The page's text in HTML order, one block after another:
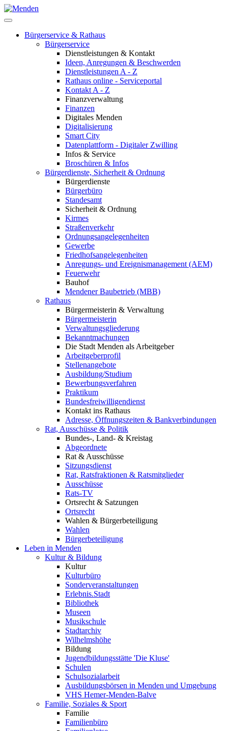
Bürgerservice & Rathaus
Bürgerservice
Dienstleistungen & Kontakt
Ideen, Anregungen & Beschwerden
Dienstleistungen A - Z
Rathaus online - Serviceportal
Kontakt A - Z
Finanzverwaltung
Finanzen
Digitales Menden
Digitalisierung
Smart City
Datenplattform - Digitaler Zwilling
Infos & Service
Broschüren & Infos
Bürgerdienste, Sicherheit & Ordnung
Bürgerdienste
Bürgerbüro
Standesamt
Sicherheit & Ordnung
Kirmes
Straßenverkehr
Ordnungsangelegenheiten
Gewerbe
Friedhofsangelegenheiten
Anregungs- und Ereignismanagement (AEM)
Feuerwehr
Bauhof
Mendener Baubetrieb (MBB)
Rathaus
Bürgermeisterin & Verwaltung
Bürgermeisterin
Verwaltungsgliederung
Bekanntmachungen
Die Stadt Menden als Arbeitgeber
Arbeitgeberprofil
Stellenangebote
Ausbildung/Studium
Bewerbungsverfahren
Praktikum
Bundesfreiwilligendienst
Kontakt ins Rathaus
Adresse, Öffnungszeiten & Bankverbindungen
Rat, Ausschüsse & Politik
Bundes-, Land- & Kreistag
Abgeordnete
Rat & Ausschüsse
Sitzungsdienst
Rat, Ratsfraktionen & Ratsmitglieder
Ausschüsse
Rats-TV
Ortsrecht & Satzungen
Ortsrecht
Wahlen & Bürgerbeteiligung
Wahlen
Bürgerbeteiligung
Leben in Menden
Kultur & Bildung
Kultur
Kulturbüro
Sonderveranstaltungen
Erlebnis.Stadt
Bibliothek
Museen
Musikschule
Stadtarchiv
Wilhelmshöhe
Bildung
Jugendbildungsstätte 'Die Kluse'
Schulen
Schulsozialarbeit
Ausbildungsbörsen in Menden und Umgebung
VHS Hemer-Menden-Balve
Familie, Soziales & Sport
Familie
Familienbüro